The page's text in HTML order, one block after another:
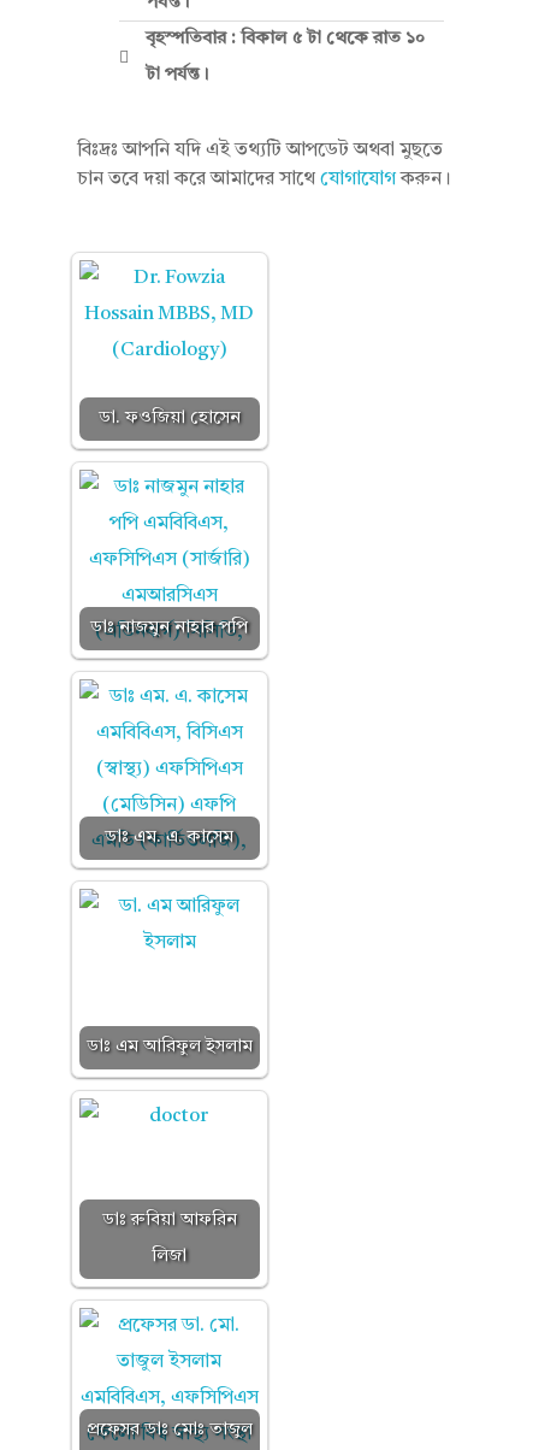
বৃহস্পতিবার : বিকাল ৫ টা থেকে রাত ১০
টা পর্যন্ত।
বিঃদ্রঃ আপনি যদি এই তথ্যটি আপডেট অথবা মুছতে
চান তবে দয়া করে আমাদের সাথে যোগাযোগকরুন।
ডা. ফওজিয়া হোসেন
ডাঃ নাজমুন নাহার পপি
ডাঃ এম. এ. কাসেম
ডাঃ এম আরিফুল ইসলাম
ডাঃ রুবিয়া আফরিন
লিজা
প্রফেসর ডাঃ মোঃ তাজুল